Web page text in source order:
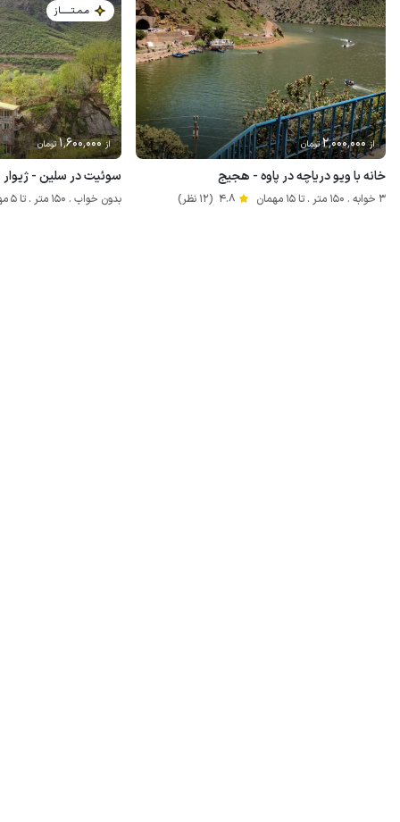
از 2٬000٬000تومان
خانه با ویو دریاچه در پاوه - هجیج
3 خوابه . 150 متر . تا 15 مهمان 4.8 (12 نظر)
مـمـتــــــاز
از 1٬600٬000تومان
سوئیت در سلین - ژیوار
بدون خواب . 150 متر . تا 5 مهمان